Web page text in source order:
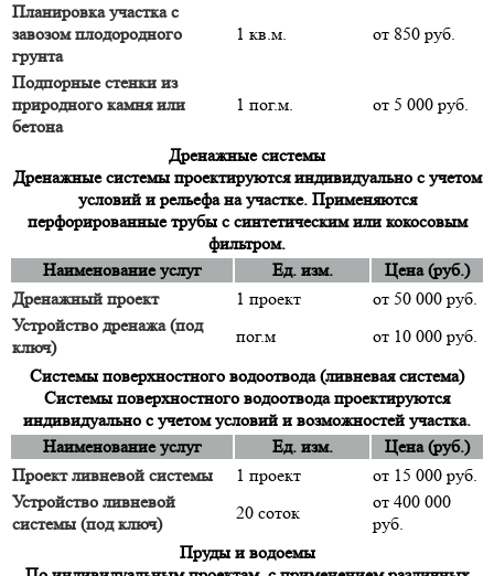
Планировка участка с
завозом плодородного
грунта
1 кв.м. от 850 руб.
Подпорные стенки из
природного камня или
бетона
1 пог.м. от 5 000 руб.
Дренажные системы
Дренажные системы проектируются индивидуально с учетом
условий и рельефа на участке. Применяются
перфорированные трубы с синтетическим или кокосовым
фильтром.
Наименование услуг
Ед. изм.
Цена (руб.)
Дренажный проект
1 проект
от 50 000 руб.
Устройство дренажа (под
ключ)
пог.м
от 10 000 руб.
Системы поверхностного водоотвода (ливневая система)
Системы поверхностного водоотвода проектируются
индивидуально с учетом условий и возможностей участка.
Наименование услуг
Ед. изм.
Цена (руб.)
Проект ливневой системы
1 проект
от 15 000 руб.
Устройство ливневой
системы (под ключ)
20 соток
от 400 000
руб.
Пруды и водоемы